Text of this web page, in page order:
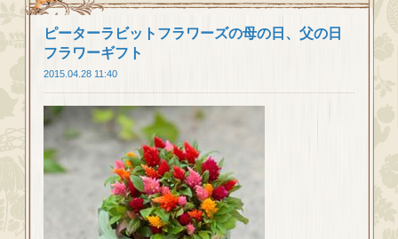
ピーターラビットフラワーズの母の日、父の日
フラワーギフト
2015.04.28 11:40